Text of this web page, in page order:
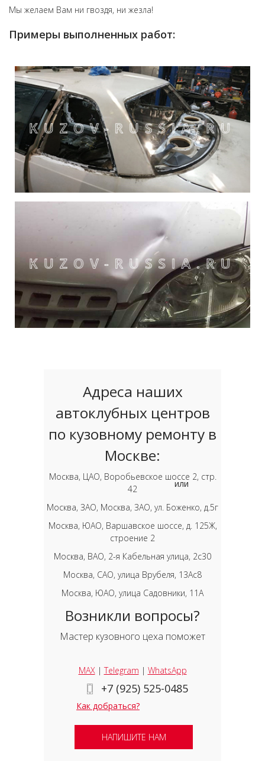
Мы желаем Вам ни гвоздя, ни жезла!
Примеры выполненных работ:
Адреса наших
автоклубных центров
по кузовному ремонту в
Москве:
Москва, ЦАО, Воробьевское шоссе 2, стр.
42
Москва, ЗАО, Москва, ЗАО, ул. Боженко, д.5г
Москва, ЮАО, Варшавское шоссе, д. 125Ж,
строение 2
Москва, ВАО, 2-я Кабельная улица, 2с30
Москва, САО, улица Врубеля, 13Ас8
Москва, ЮАО, улица Садовники, 11А
Возникли вопросы?
Мастер кузовного цеха поможет
MAX|Telegram | WhatsApp
+7 (925) 525-0485
Как добраться?
или
НАПИШИТЕ НАМ